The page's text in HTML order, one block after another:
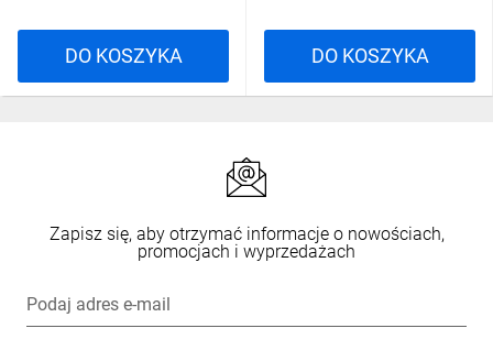
DO KOSZYKA DO KOSZYKA
Zapisz się, aby otrzymać informacje o nowościach,
promocjach i wyprzedażach
Podaj adres e-mail